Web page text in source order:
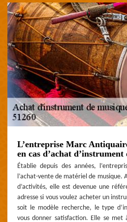
L’entreprise Marc
en cas d’achat d’instrument
Établie depuis des années,
l’achat-vente de matériel de musique.
d’activités, elle est devenue une
adresse si vous voulez acheter un
soit le modèle recherche, le type
vous donner satisfaction. Elle se